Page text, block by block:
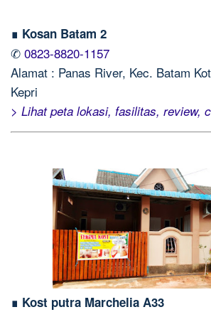
∎ Kosan Batam 2
✆ 0823-8820-1157
Alamat : Panas River, Kec. Batam
Kepri
> Lihat peta lokasi, fasilitas, review,
∎ Kost putra Marchelia A33